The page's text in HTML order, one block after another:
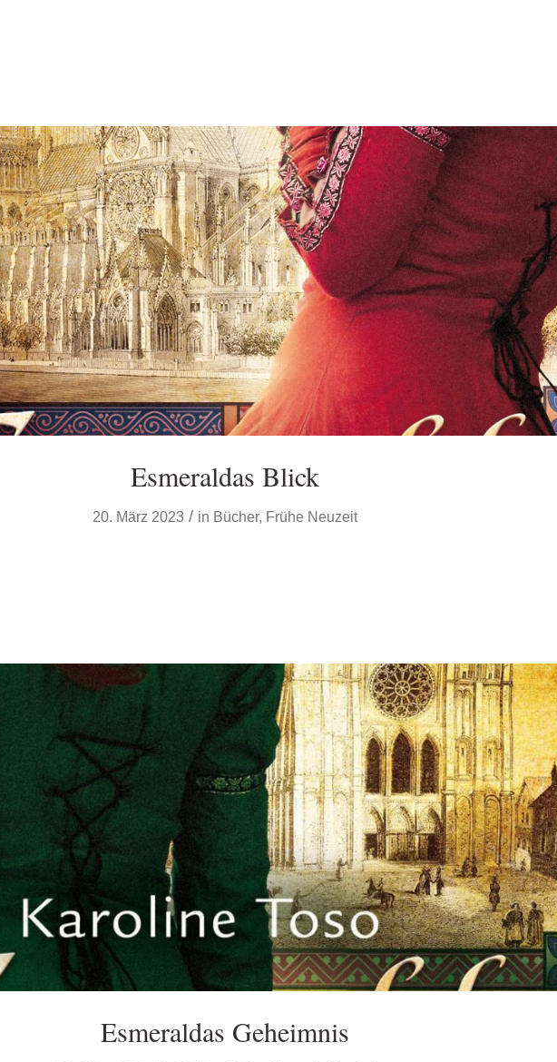
Esmeraldas Blick
20. März 2023 / in Bücher, Frühe Neuzeit
Esmeraldas Geheimnis